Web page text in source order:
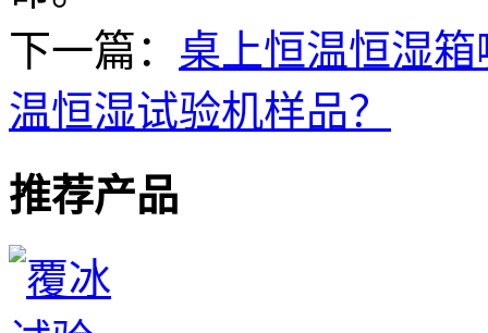
下一篇： 桌上恒温恒湿
温恒湿试验机样品？
推荐产品